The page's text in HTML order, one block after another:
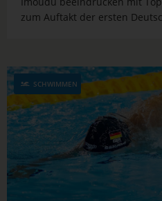
zum Auftakt der ersten
SCHWIMMEN